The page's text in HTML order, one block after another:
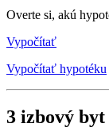
Overte si, akú
Vypočítať
Vypočítať hypotéku
3 izbový